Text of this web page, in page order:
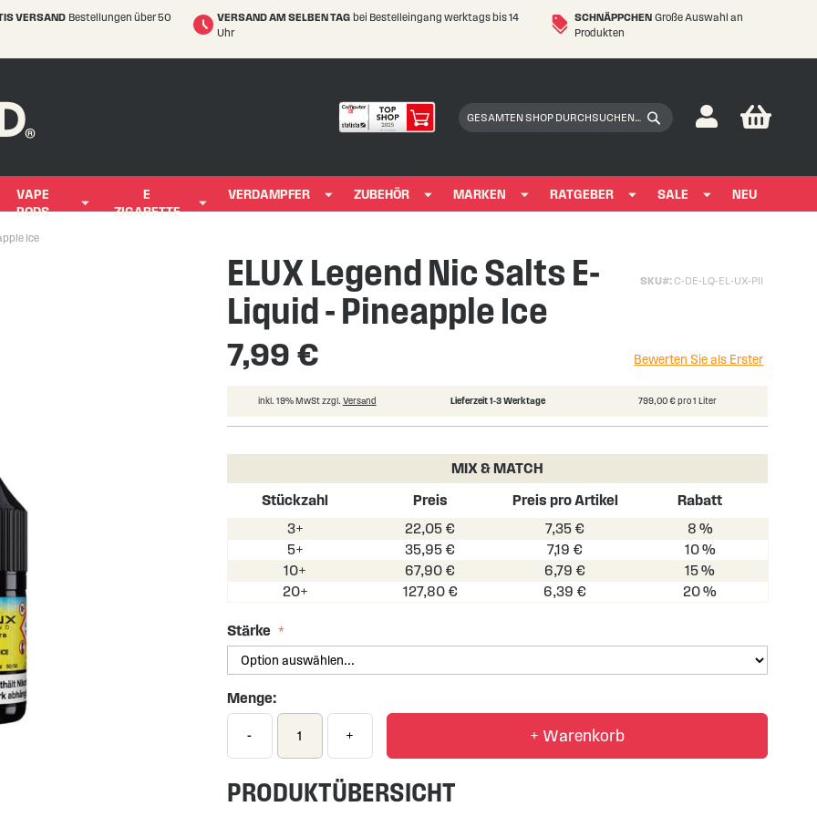
VERSAND Bestellungen über 50
VERSAND AM SELBEN TAG bei Bestelleingang werktags bis 14
Uhr
SCHNÄPPCHEN Große Auswahl an
Produkten
Suchen
My
VAPE
PODS
E
ZIGARETTE
VERDAMPFER ZUBEHÖR MARKEN RATGEBER SALE NEU
Ice
ELUX Legend Nic Salts E-
Liquid - Pineapple Ice
SKU C-DE-LQ-EL-UX-PII
7,99 € Bewerten Sie als Erster
inkl. 19% MwSt zzgl. Versand Lieferzeit 1-3 Werktage 799,00 € pro 1 Liter
MIX & MATCH
Stückzahl Preis Preis pro Artikel
Rabatt
3+
22,05 € 7,35 €
8 %
5+
35,95 € 7,19 €
10 %
10+
67,90 € 6,79 €
15 %
20+
127,80 € 6,39 € 20 %
Stärke
Menge:
- + + Warenkorb
PRODUKTÜBERSICHT